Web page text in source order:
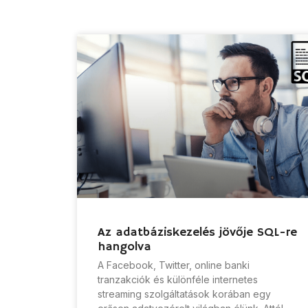
Az adatbáziskezelés jövője SQL-re
hangolva
A Facebook, Twitter, online banki
tranzakciók és különféle internetes
streaming szolgáltatások korában egy